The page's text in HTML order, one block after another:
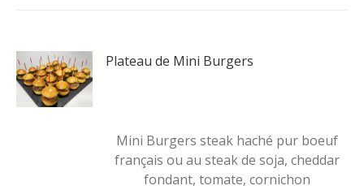
Plateau de Mini Burgers
Mini Burgers steak haché pur boeuf
français ou au steak de soja, cheddar
fondant, tomate, cornichon